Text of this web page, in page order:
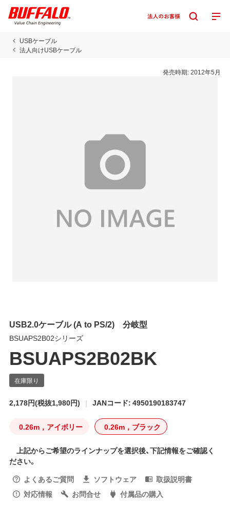
USBケーブル
法人向けUSBケーブル
発売時期:2012年5月
USB2.0ケーブル (A to PS/2) 分岐型
BSUAPS2B02シリーズ
BSUAPS2B02BK
2,178円(税抜1,980円) JANコード: 4950190183747
0.26m，アイボリー 0.26m，ブラック
上記からご希望のラインナップを選択後、下記情報をご確認く
ださい。
よくあるご質問
ソフトウェア
取扱説明書
対応情報
お問合せ 付属品の購入